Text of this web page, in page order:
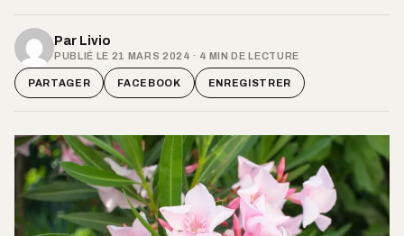
Par Livio
PUBLIÉ LE 21 MARS 2024 · 4 MIN DE LECTURE
PARTAGER FACEBOOK ENREGISTRER